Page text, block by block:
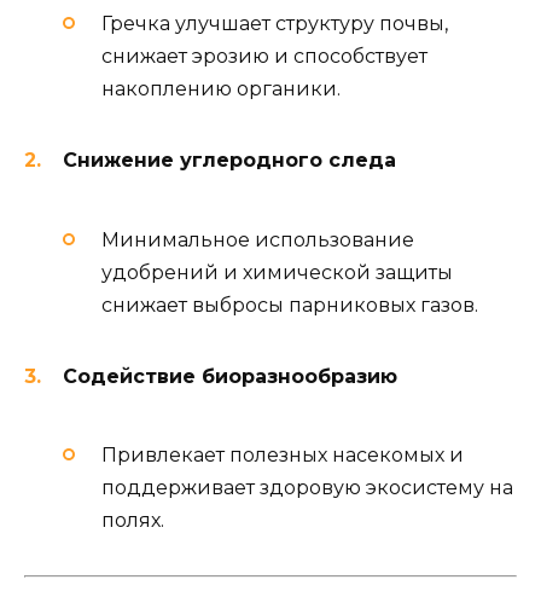
Гречка улучшает структуру почвы,
снижает эрозию и способствует
накоплению органики.
Снижение углеродного следа
Минимальное использование
удобрений и химической защиты
снижает выбросы парниковых газов.
Содействие биоразнообразию
Привлекает полезных насекомых и
поддерживает здоровую экосистему на
полях.